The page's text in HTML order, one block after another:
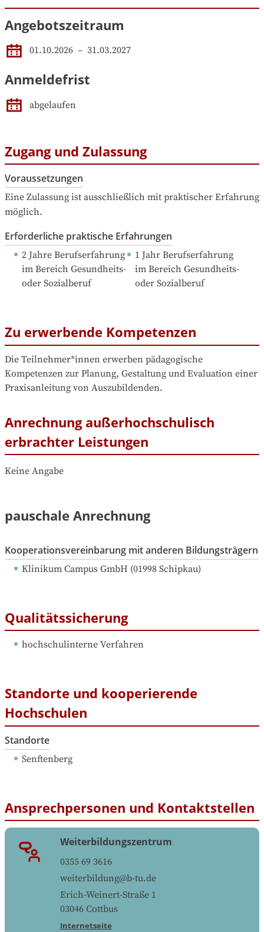
Angebotszeitraum
01.10.2026 – 31.03.2027
Anmeldefrist
abgelaufen
Zugang und Zulassung
Voraussetzungen
Eine Zulassung ist ausschließlich mit praktischer Erfahrung
möglich.
Erforderliche praktische Erfahrungen
2 Jahre Berufserfahrung
im Bereich Gesundheits-
oder Sozialberuf
1 Jahr Berufserfahrung
im Bereich Gesundheits-
oder Sozialberuf
Zu erwerbende Kompetenzen
Die Teilnehmer*innen erwerben pädagogische
Kompetenzen zur Planung, Gestaltung und Evaluation einer
Praxisanleitung von Auszubildenden.
Anrechnung außerhochschulisch
erbrachter Leistungen
Keine Angabe
pauschale Anrechnung
Kooperationsvereinbarung mit anderen Bildungsträgern
Klinikum Campus GmbH (01998 Schipkau)
Qualitätssicherung
hochschulinterne Verfahren
Standorte und kooperierende
Hochschulen
Standorte
Senftenberg
Ansprechpersonen und Kontaktstellen
Weiterbildungszentrum
0355 69 3616
weiterbildung@b-tu.de
Erich-Weinert-Straße 1
03046 Cottbus
Internetseite